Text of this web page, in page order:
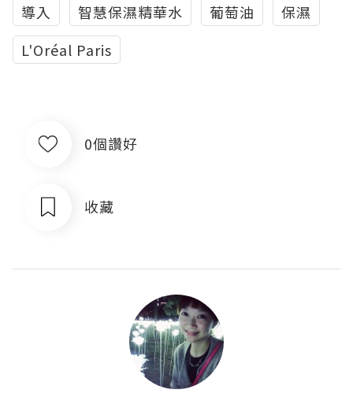
導入
智慧保濕精華水 葡萄油
保濕
L'Oréal Paris
0個讚好
收藏